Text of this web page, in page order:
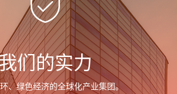
们的实力
、绿色经济的全球化产业集团。